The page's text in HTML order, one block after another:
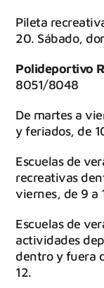
Pileta
20. Sábado,
Polideportivo
8051/8048
De martes a
y feriados, de
Escuelas de
recreativas
viernes, de 9 a
Escuelas de
actividades
dentro y fuera
12.